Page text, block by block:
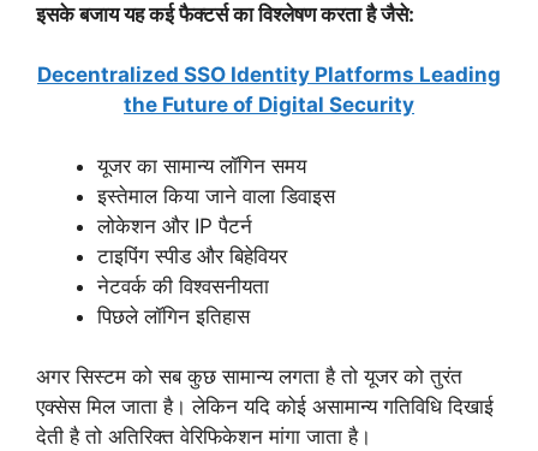
इसके बजाय यह कई फैक्टर्स का विश्लेषण करता है जैसे:
Decentralized SSO Identity Platforms Leading
the Future of Digital Security
यूजर का सामान्य लॉगिन समय
इस्तेमाल किया जाने वाला डिवाइस
लोकेशन और IP पैटर्न
टाइपिंग स्पीड और बिहेवियर
नेटवर्क की विश्वसनीयता
पिछले लॉगिन इतिहास
अगर सिस्टम को सब कुछ सामान्य लगता है तो यूजर को तुरंत
एक्सेस मिल जाता है। लेकिन यदि कोई असामान्य गतिविधि दिखाई
देती है तो अतिरिक्त वेरिफिकेशन मांगा जाता है।